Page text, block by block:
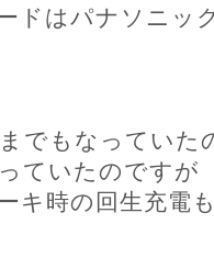
ドはパナソニッ
でもなっていた
ていたのですが
キ時の回生充電